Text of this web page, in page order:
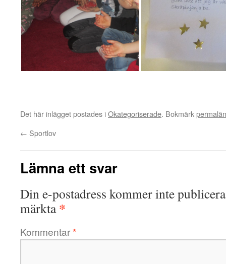
Det här inlägget postades iOkategoriserade. Bokmärk
← Sportlov
Lämna ett svar
Din e-postadress kommer inte
märkta*
Kommentar*